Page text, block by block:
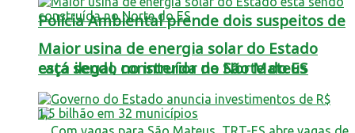
Polícia Ambiental prende dois suspeitos de
caça ilegal, no interior de São Mateus
Maior usina de energia solar do Estado
está sendo construída no Norte do ES